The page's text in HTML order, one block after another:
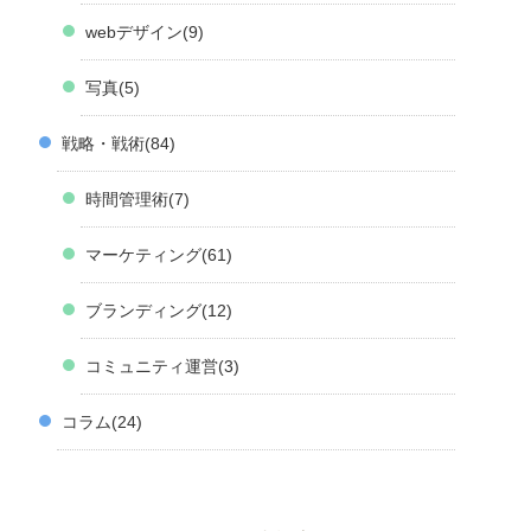
webデザイン 9
写真 5
戦略・戦術 84
時間管理術 7
マーケティング 61
ブランディング 12
コミュニティ運営 3
コラム 24